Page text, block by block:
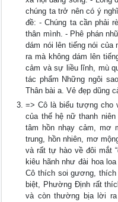
chúng ta trở nên có ý
đề: - Chúng ta cần phải
thân mình. - Phê phán
dám nói lên tiếng nói của
ra mà không dám lên
cảm và sự liều lĩnh, mù
tác phẩm Những ngôi
Thân bài a. Vẻ đẹp dũng
=> Cô là biểu tượng cho
của thế hệ nữ thanh
tâm hồn nhạy cảm, mơ
trung, hồn nhiên, mơ
và rất tự hào về đôi mắt
kiêu hãnh như đài hoa
Cô thích soi gương,
biệt, Phường Định rất
và còn thường bịa lời